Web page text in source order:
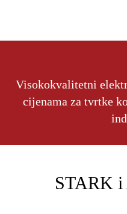
Visokokvalitetni
cijenama za tvrtke
STARK i